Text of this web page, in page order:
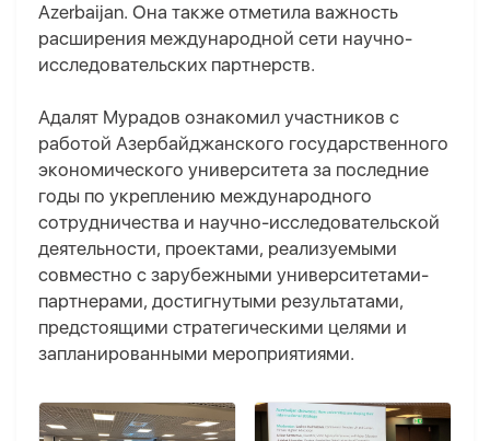
Azerbaijan. Она также отметила важность
расширения международной сети научно-
исследовательских партнерств.
Адалят Мурадов ознакомил участников с
работой Азербайджанского государственного
экономического университета за последние
годы по укреплению международного
сотрудничества и научно-исследовательской
деятельности, проектами, реализуемыми
совместно с зарубежными университетами-
партнерами, достигнутыми результатами,
предстоящими стратегическими целями и
запланированными мероприятиями.